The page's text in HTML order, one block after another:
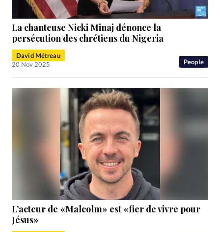
People
La chanteuse Nicki Minaj dénonce la
persécution des chrétiens du Nigeria
David Métreau
20 Nov 2025
L’acteur de «Malcolm» est «fier de vivre pour
Jésus»